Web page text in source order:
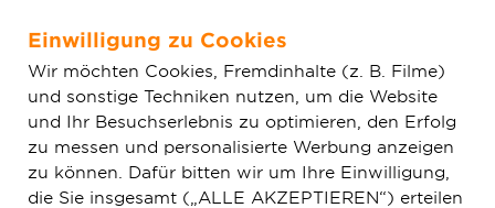
Zum Hauptinhalt springen
Aktuelles
Sulzbach (Taunus): Wichtiger Meilenstein erreicht
Einwilligung zu Cookies
Wir möchten Cookies, Fremdinhalte (z. B. Filme)
und sonstige Techniken nutzen, um die Website
und Ihr Besuchserlebnis zu optimieren, den Erfolg
zu messen und personalisierte Werbung anzeigen
zu können. Dafür bitten wir um Ihre Einwilligung,
die Sie insgesamt („ALLE AKZEPTIEREN“) erteilen